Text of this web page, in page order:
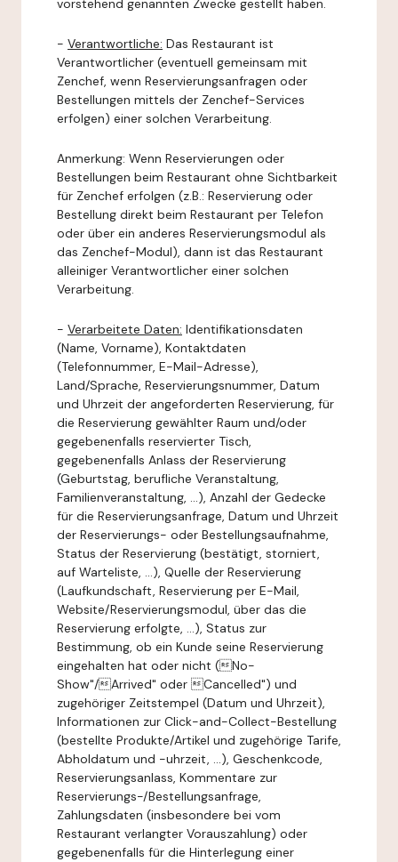
vorstehend genannten Zwecke gestellt haben.
- Verantwortliche: Das Restaurant ist
Verantwortlicher (eventuell gemeinsam mit
Zenchef, wenn Reservierungsanfragen oder
Bestellungen mittels der Zenchef-Services
erfolgen) einer solchen Verarbeitung.
Anmerkung: Wenn Reservierungen oder
Bestellungen beim Restaurant ohne Sichtbarkeit
für Zenchef erfolgen (z.B.: Reservierung oder
Bestellung direkt beim Restaurant per Telefon
oder über ein anderes Reservierungsmodul als
das Zenchef-Modul), dann ist das Restaurant
alleiniger Verantwortlicher einer solchen
Verarbeitung.
- Verarbeitete Daten: Identifikationsdaten
(Name, Vorname), Kontaktdaten
(Telefonnummer, E-Mail-Adresse),
Land/Sprache, Reservierungsnummer, Datum
und Uhrzeit der angeforderten Reservierung, für
die Reservierung gewählter Raum und/oder
gegebenenfalls reservierter Tisch,
gegebenenfalls Anlass der Reservierung
(Geburtstag, berufliche Veranstaltung,
Familienveranstaltung, ...), Anzahl der Gedecke
für die Reservierungsanfrage, Datum und Uhrzeit
der Reservierungs- oder Bestellungsaufnahme,
Status der Reservierung (bestätigt, storniert,
auf Warteliste, ...), Quelle der Reservierung
(Laufkundschaft, Reservierung per E-Mail,
Website/Reservierungsmodul, über das die
Reservierung erfolgte, ...), Status zur
Bestimmung, ob ein Kunde seine Reservierung
eingehalten hat oder nicht (No-
Show"/Arrived" oder Cancelled") und
zugehöriger Zeitstempel (Datum und Uhrzeit),
Informationen zur Click-and-Collect-Bestellung
(bestellte Produkte/Artikel und zugehörige Tarife,
Abholdatum und -uhrzeit, ...), Geschenkcode,
Reservierungsanlass, Kommentare zur
Reservierungs-/Bestellungsanfrage,
Zahlungsdaten (insbesondere bei vom
Restaurant verlangter Vorauszahlung) oder
gegebenenfalls für die Hinterlegung einer